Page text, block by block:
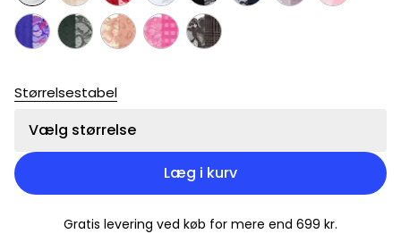
Størrelsestabel
Vælg størrelse
Læg i kurv
Gratis levering ved køb for mere end 699 kr.